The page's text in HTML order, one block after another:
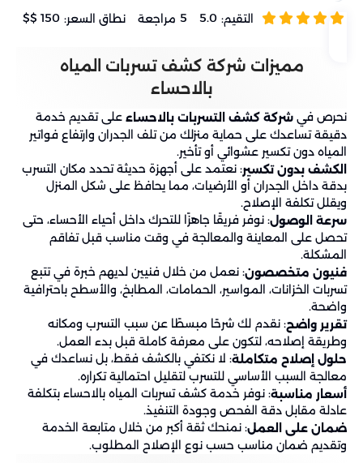
التقيم: 5.0
5 مراجعة نطاق السعر: 150 $$
مميزات شركة كشف تسربات المياه
بالاحساء
نحرص في شركة كشف التسربات بالاحساء على تقديم خدمة
دقيقة تساعدك على حماية منزلك من تلف الجدران وارتفاع فواتير
المياه دون تكسير عشوائي أو تأخير.
الكشف بدون تكسير: نعتمد على أجهزة حديثة تحدد مكان التسرب
بدقة داخل الجدران أو الأرضيات، مما يحافظ على شكل المنزل
ويقلل تكلفة الإصلاح.
سرعة الوصول: نوفر فريقًا جاهزًا للتحرك داخل أحياء الأحساء، حتى
تحصل على المعاينة والمعالجة في وقت مناسب قبل تفاقم
المشكلة.
فنيون متخصصون: نعمل من خلال فنيين لديهم خبرة في تتبع
تسربات الخزانات، المواسير، الحمامات، المطابخ، والأسطح باحترافية
واضحة.
تقرير واضح: نقدم لك شرحًا مبسطًا عن سبب التسرب ومكانه
وطريقة إصلاحه، لتكون على معرفة كاملة قبل بدء العمل.
حلول إصلاح متكاملة: لا نكتفي بالكشف فقط، بل نساعدك في
معالجة السبب الأساسي للتسرب لتقليل احتمالية تكراره.
أسعار مناسبة: نوفر خدمة كشف تسربات المياه بالاحساء بتكلفة
عادلة مقابل دقة الفحص وجودة التنفيذ.
ضمان على العمل: نمنحك ثقة أكبر من خلال متابعة الخدمة
وتقديم ضمان مناسب حسب نوع الإصلاح المطلوب.